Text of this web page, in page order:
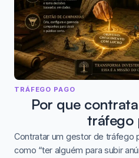
TRÁFEGO PAGO
Por que
tráfego
Contratar um gestor de tráfego
como “ter alguém para subir